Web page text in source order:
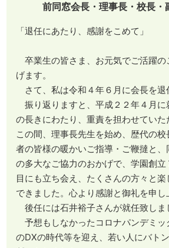
前同窓会長・理事長・校長
「退任にあたり、感謝をこめて」
卒業生の皆さま、お元気でご活躍の
げます。
さて、私は令和４年６月に会長を退
振り返りますと、平成２２年４月に
の長きにわたり、重責を担わせていた
この間、理事長先生を始め、歴代の
者の皆様の暖かいご指導・ご鞭撻と
の多大なご協力のおかげで、学園創
目にも立ち会え、たくさんの方々と
できました。心より感謝と御礼を申し
後任には石井裕子さんが就任致しま
予想もしなかったコロナパンデミッ
のDXの時代等を迎え、若い人にバト